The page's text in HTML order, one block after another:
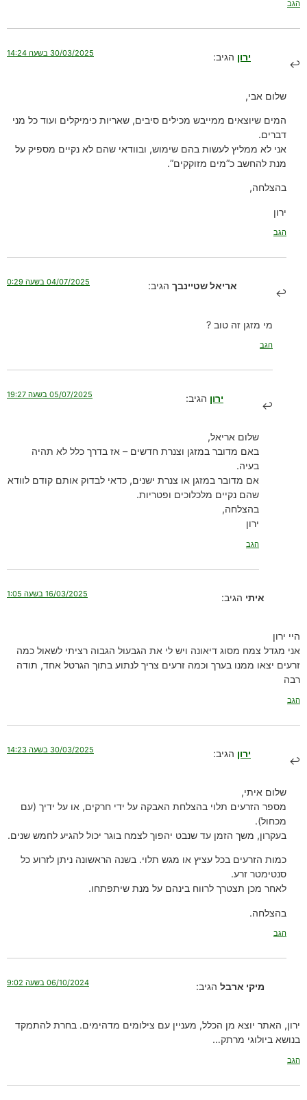
הגב
ירון הגיב: 30/03/2025 בשעה 14:24
שלום אבי,
המים שיוצאים ממייבש מכילים סיבים, שאריות כימיקלים ועוד כל מני
דברים.
אני לא ממליץ לעשות בהם שימוש, ובוודאי שהם לא נקיים מספיק על
מנת להחשב כ”מים מזוקקים”.
בהצלחה,
ירון
הגב
אריאל שטיינבך הגיב: 04/07/2025 בשעה 0:29
מי מזגן זה טוב ?
הגב
ירון הגיב: 05/07/2025 בשעה 19:27
שלום אריאל,
באם מדובר במזגן וצנרת חדשים – אז בדרך כלל לא תהיה
בעיה.
אם מדובר במזגן או צנרת ישנים, כדאי לבדוק אותם קודם לוודא
שהם נקיים מלכלוכים ופטריות.
בהצלחה,
ירון
הגב
איתי הגיב: 16/03/2025 בשעה 1:05
היי ירון
אני מגדל צמח מסוג דיאונה ויש לי את הגבעול הגבוה רציתי לשאול כמה
זרעים יצאו ממנו בערך וכמה זרעים צריך לנתוע בתוך הגרטל אחד, תודה
רבה
הגב
ירון הגיב: 30/03/2025 בשעה 14:23
שלום איתי,
מספר הזרעים תלוי בהצלחת האבקה על ידי חרקים, או על ידיך (עם
מכחול).
בעקרון, משך הזמן עד שנבט יהפוך לצמח בוגר יכול להגיע לחמש שנים.
כמות הזרעים בכל עציץ או מגש תלוי. בשנה הראשונה ניתן לזרוע כל
סנטימטר זרע.
לאחר מכן תצטרך לרווח בינהם על מנת שיתפתחו.
בהצלחה.
הגב
מיקי ארבל הגיב: 06/10/2024 בשעה 9:02
ירון, האתר יוצא מן הכלל, מעניין עם צילומים מדהימים. בחרת להתמקד
בנושא ביולוגי מרתק…
הגב